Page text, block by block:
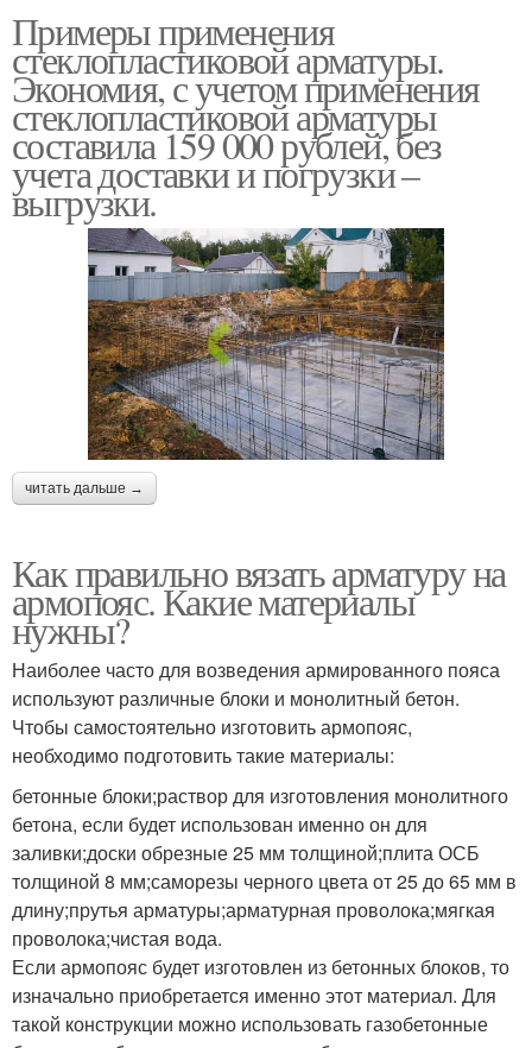
Примеры применения
стеклопластиковой арматуры.
Экономия, с учетом применения
стеклопластиковой арматуры
составила 159 000 рублей, без
учета доставки и погрузки –
выгрузки.
читать дальше →
Как правильно вязать арматуру на
армопояс. Какие материалы
нужны?
Наиболее часто для возведения армированного пояса
используют различные блоки и монолитный бетон.
Чтобы самостоятельно изготовить армопояс,
необходимо подготовить такие материалы:
бетонные блоки;раствор для изготовления монолитного
бетона, если будет использован именно он для
заливки;доски обрезные 25 мм толщиной;плита ОСБ
толщиной 8 мм;саморезы черного цвета от 25 до 65 мм в
длину;прутья арматуры;арматурная проволока;мягкая
проволока;чистая вода.
Если армопояс будет изготовлен из бетонных блоков, то
изначально приобретается именно этот материал. Для
такой конструкции можно использовать газобетонные